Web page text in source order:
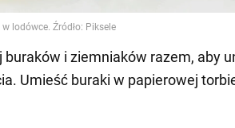
buraków i ziemniaków razem, aby
Umieść buraki w papierowej